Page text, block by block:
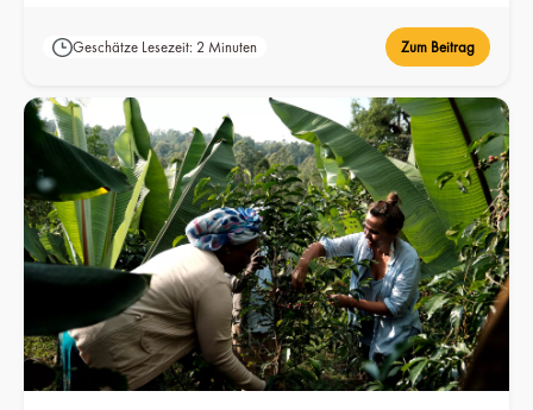
Geschätze Lesezeit: 2 Minuten Zum Beitrag